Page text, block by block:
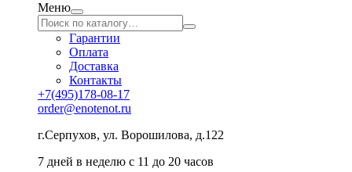
Меню
Гарантии
Оплата
Доставка
Контакты
+7(495)178-08-17
order@enotenot.ru
г.Серпухов, ул. Ворошилова, д.122
7 дней в неделю с 11 до 20 часов